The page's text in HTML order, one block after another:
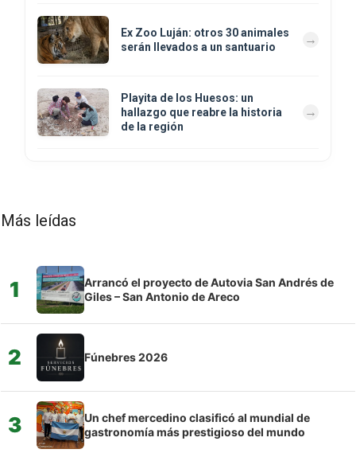
Ex Zoo Luján: otros 30 animales
serán llevados a un santuario
Playita de los Huesos: un
hallazgo que reabre la historia
de la región
Más leídas
1
Arrancó el proyecto de Autovia San Andrés de
Giles – San Antonio de Areco
2 Fúnebres 2026
3
Un chef mercedino clasificó al mundial de
gastronomía más prestigioso del mundo